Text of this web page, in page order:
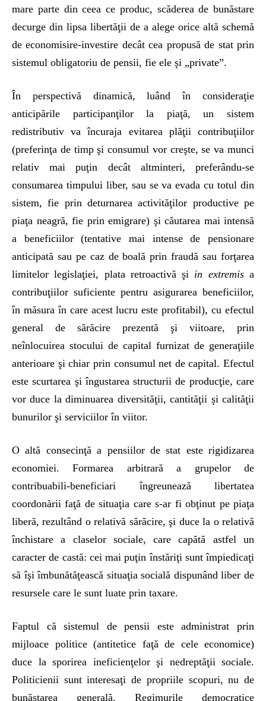
mare parte din ceea ce produc, scăderea de bunăstare
decurge din lipsa libertăţii de a alege orice altă schemă
de economisire-investire decât cea propusă de stat prin
sistemul obligatoriu de pensii, fie ele şi „private”.
În perspectivă dinamică, luând în consideraţie
anticipările participanţilor la piaţă, un sistem
redistributiv va încuraja evitarea plăţii contribuţiilor
(preferinţa de timp şi consumul vor creşte, se va munci
relativ mai puţin decât altminteri, preferându-se
consumarea timpului liber, sau se va evada cu totul din
sistem, fie prin deturnarea activităţilor productive pe
piaţa neagră, fie prin emigrare) şi căutarea mai intensă
a beneficiilor (tentative mai intense de pensionare
anticipată sau pe caz de boală prin fraudă sau forţarea
limitelor legislaţiei, plata retroactivă şi in extremisa
contribuţiilor suficiente pentru asigurarea beneficiilor,
în măsura în care acest lucru este profitabil), cu efectul
general de sărăcire prezentă şi viitoare, prin
neînlocuirea stocului de capital furnizat de generaţiile
anterioare şi chiar prin consumul net de capital. Efectul
este scurtarea şi îngustarea structurii de producţie, care
vor duce la diminuarea diversităţii, cantităţii şi calităţii
bunurilor şi serviciilor în viitor.
O altă consecinţă a pensiilor de stat este rigidizarea
economiei. Formarea arbitrară a grupelor de
contribuabili-beneficiari îngreunează libertatea
coordonării faţă de situaţia care s-ar fi obţinut pe piaţa
liberă, rezultând o relativă sărăcire, şi duce la o relativă
închistare a claselor sociale, care capătă astfel un
caracter de castă: cei mai puţin înstăriţi sunt împiedicaţi
să îşi îmbunătăţească situaţia socială dispunând liber de
resursele care le sunt luate prin taxare.
Faptul că sistemul de pensii este administrat prin
mijloace politice (antitetice faţă de cele economice)
duce la sporirea ineficienţelor şi nedreptăţii sociale.
Politicienii sunt interesaţi de propriile scopuri, nu de
bunăstarea generală. Regimurile democratice